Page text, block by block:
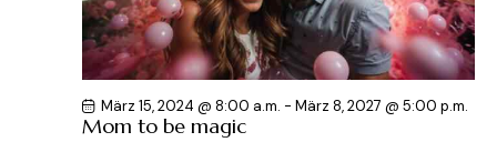
Mom to be magic
März 15, 2024 @ 8:00 a.m. - März 8, 2027 @ 5:00 p.m.